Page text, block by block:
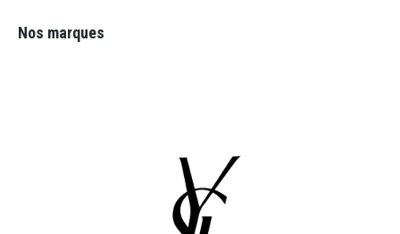
Nos marques